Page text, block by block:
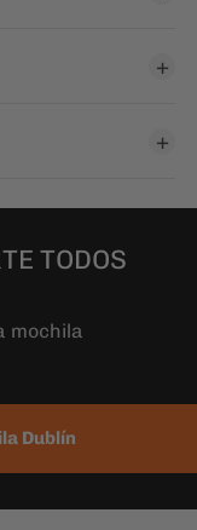
TODOS
mochila
Dublín